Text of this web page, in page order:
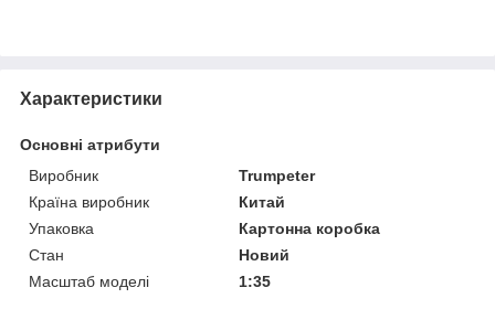
Характеристики
Основні атрибути
Виробник
Trumpeter
Країна виробник
Китай
Упаковка
Картонна коробка
Стан
Новий
Масштаб моделі
1:35